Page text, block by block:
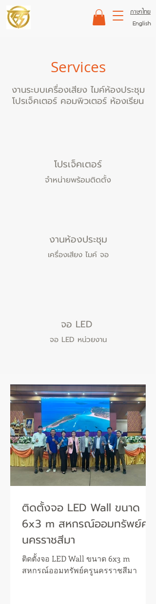
ภาษาไทย
English
Services
งานระบบเครื่องเสียง ไมค์ห้องประชุม
โปรเจ็คเตอร์ คอมพิวเตอร์ ห้องเรียน
โปรเจ็คเตอร์
จำหน่ายพร้อมติดตั้ง
งานห้องประชุม
เครื่องเสียง ไมค์ จอ
จอ LED
จอ LED หน่วยงาน
ติดตั้งจอ LED Wall ขนาด
6x3 m สหกรณ์ออมทรัพย์ครู
นครราชสีมา
ติดตั้งจอ LED Wall ขนาด 6x3 m
สหกรณ์ออมทรัพย์ครูนครราชสีมา